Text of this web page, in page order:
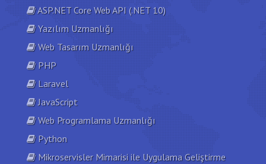
ASP.NET Core Web API (.NET 10)
Yazılım Uzmanlığı
Web Tasarım Uzmanlığı
PHP
Laravel
JavaScript
Web Programlama Uzmanlığı
Python
Mikroservisler Mimarisi ile Uygulama Geliştirme